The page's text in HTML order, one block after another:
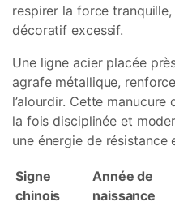
respirer la force
décoratif excessif.
Une ligne acier placée
agrafe métallique,
l’alourdir. Cette
la fois disciplinée et
une énergie de résistance
Signe
chinois
Année de
naissance